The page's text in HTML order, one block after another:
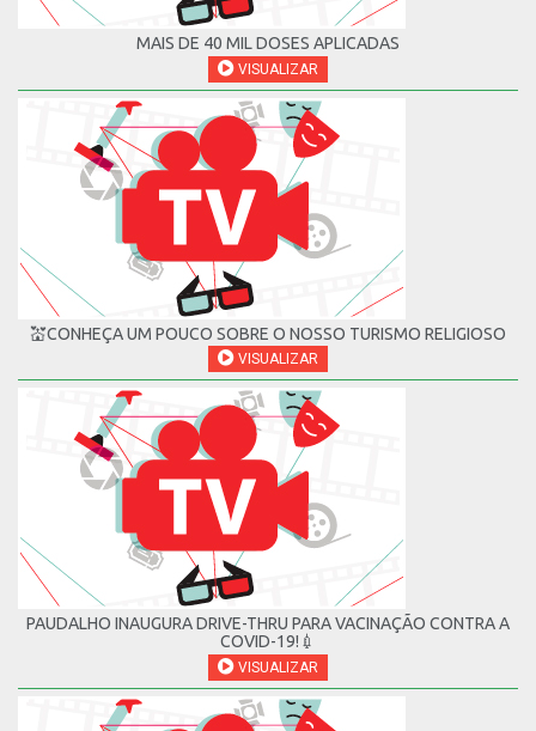
MAIS DE 40 MIL DOSES APLICADAS
VISUALIZAR
💒CONHEÇA UM POUCO SOBRE O NOSSO TURISMO RELIGIOSO
VISUALIZAR
PAUDALHO INAUGURA DRIVE-THRU PARA VACINAÇÃO CONTRA A
COVID-19!💉
VISUALIZAR